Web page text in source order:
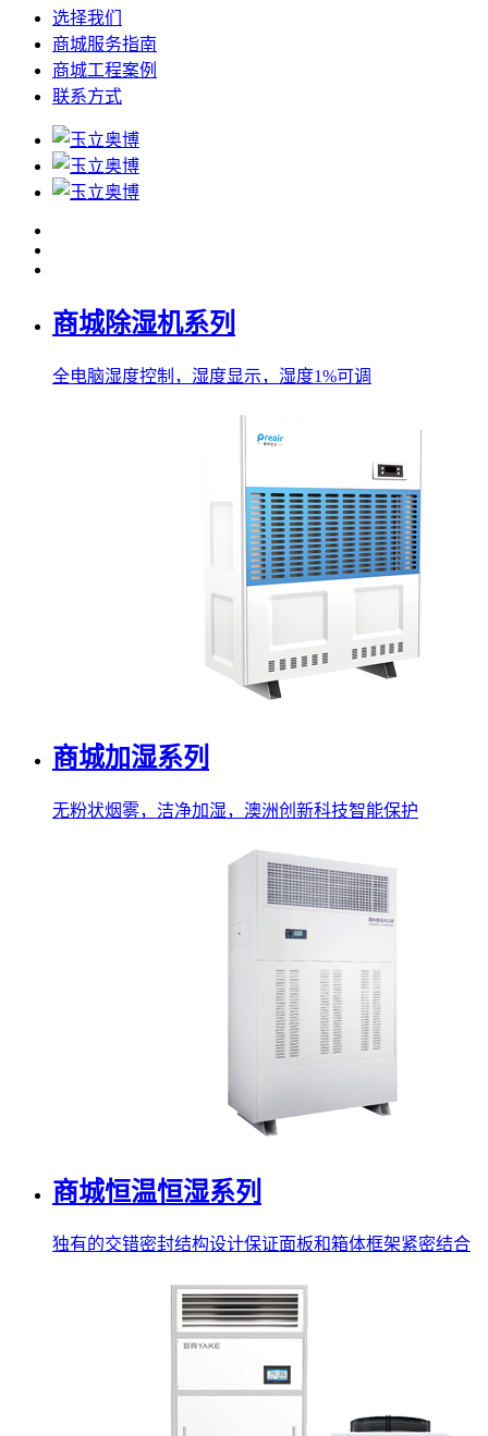
选择我们
商城服务指南
商城工程案例
联系方式
商城除湿机系列
全电脑湿度控制，湿度显示，湿度1%可调
商城加湿系列
无粉状烟雾，洁净加湿，澳洲创新科技智能保护
商城恒温恒湿系列
独有的交错密封结构设计保证面板和箱体框架紧密结合